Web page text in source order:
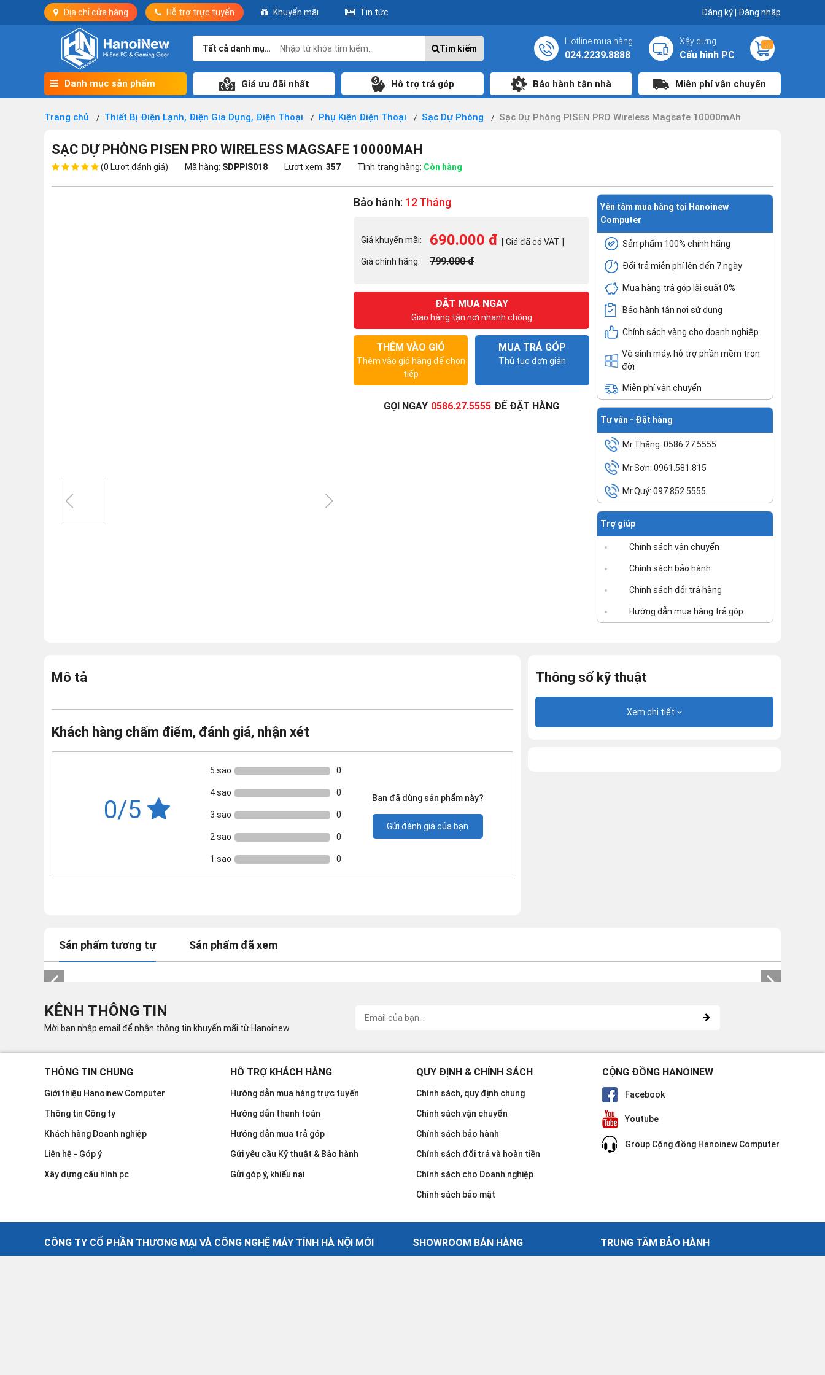
Địa chỉ cửa hàng Hỗ trợ trực tuyến Khuyến mãi Tin tức Đăng ký| Đăng nhập
Tất cả danh mục Tìm kiếm
Hotline mua hàng
024.2239.8888
Xây dựng
Cấu hình PC
Danh mục sản phẩm Giá ưu đãi nhất Hỗ trợ trả góp Bảo hành tận nhà Miễn phí vận chuyển
Trang chủ Thiết Bị Điện Lạnh, Điện Gia Dụng, Điện Thoại Phụ Kiện Điện Thoại Sạc Dự Phòng Sạc Dự Phòng PISEN PRO Wireless Magsafe 10000mAh
SẠC DỰ PHÒNG PISEN PRO WIRELESS MAGSAFE 10000MAH
(0 Lượt đánh giá) Mã hàng: SDPPIS018 Lượt xem: 357 Tình trạng hàng: Còn hàng
Bảo hành: 12 Tháng
Giá khuyến mãi: 690.000 đ [ Giá đã có VAT ]
Giá chính hãng:
799.000 đ
ĐẶT MUA NGAY
Giao hàng tận nơi nhanh chóng
THÊM VÀO GIỎ
Thêm vào giỏ hàng để chọn
tiếp
MUA TRẢ GÓP
Thủ tục đơn giản
GỌI NGAY 0586.27.5555 ĐỂ ĐẶT HÀNG
Yên tâm mua hàng tại Hanoinew
Computer
Sản phẩm 100% chính hãng
Đổi trả miễn phí lên đến 7 ngày
Mua hàng trả góp lãi suất 0%
Bảo hành tận nơi sử dụng
Chính sách vàng cho doanh nghiệp
Vệ sinh máy, hỗ trợ phần mềm trọn
đời
Miễn phí vận chuyển
Tư vấn - Đặt hàng
Mr.Thăng: 0586.27.5555
Mr.Sơn: 0961.581.815
Mr.Quý: 097.852.5555
Trợ giúp
Chính sách vận chuyển
Chính sách bảo hành
Chính sách đổi trả hàng
Hướng dẫn mua hàng trả góp
Mô tả
Khách hàng chấm điểm, đánh giá, nhận xét
0/5
5 sao 0
4 sao 0
3 sao 0
2 sao 0
1 sao 0
Bạn đã dùng sản phẩm này?
Gửi đánh giá của bạn
Thông số kỹ thuật
Xem chi tiết
Sản phẩm tương tự Sản phẩm đã xem
KÊNH THÔNG TIN
Mời bạn nhập email để nhận thông tin khuyến mãi từ Hanoinew
THÔNG TIN CHUNG
Giới thiệu Hanoinew Computer
Thông tin Công ty
Khách hàng Doanh nghiệp
Liên hệ - Góp ý
Xây dựng cấu hình pc
HỖ TRỢ KHÁCH HÀNG
Hướng dẫn mua hàng trực tuyến
Hướng dẫn thanh toán
Hướng dẫn mua trả góp
Gửi yêu cầu Kỹ thuật & Bảo hành
Gửi góp ý, khiếu nại
QUY ĐỊNH & CHÍNH SÁCH
Chính sách, quy định chung
Chính sách vận chuyển
Chính sách bảo hành
Chính sách đổi trả và hoàn tiền
Chính sách cho Doanh nghiệp
Chính sách bảo mật
CỘNG ĐỒNG HANOINEW
Facebook
Youtube
Group Cộng đồng Hanoinew Computer
CÔNG TY CỔ PHẦN THƯƠNG MẠI VÀ CÔNG NGHỆ MÁY TÍNH HÀ NỘI MỚI SHOWROOM BÁN HÀNG TRUNG TÂM BẢO HÀNH